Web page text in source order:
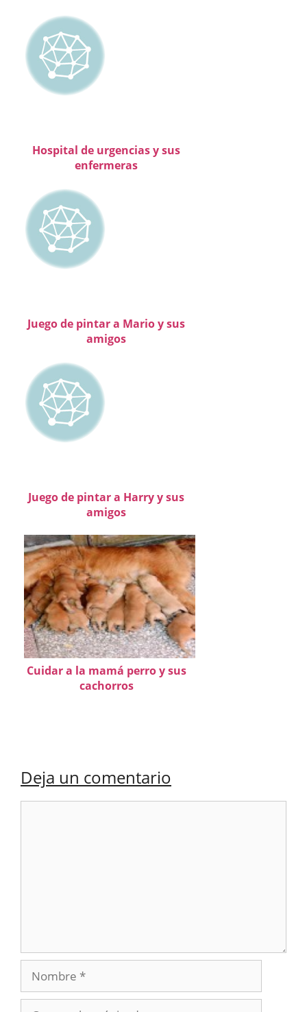
Hospital de urgencias y sus
enfermeras
Juego de pintar a Mario y sus
amigos
Juego de pintar a Harry y sus
amigos
Cuidar a la mamá perro y sus
cachorros
Deja un comentario